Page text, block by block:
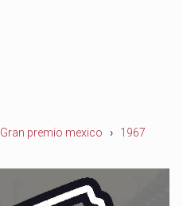
Gran premio mexico 1967